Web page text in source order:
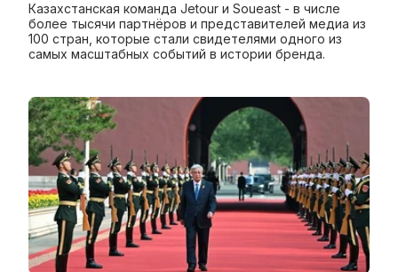
Казахстанская команда Jetour и Soueast - в числе
более тысячи партнёров и представителей медиа из
100 стран, которые стали свидетелями одного из
самых масштабных событий в истории бренда.